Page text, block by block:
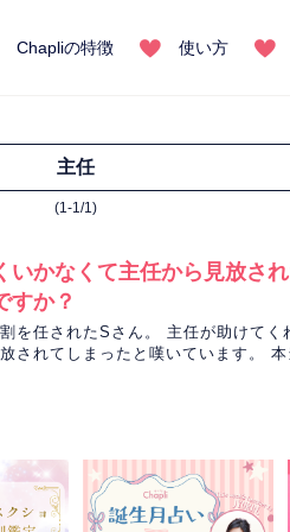
Chapliの特徴 使い方
主任
(1-1/1)
いかなくて主任から見放さ
すか？
を任されたSさん。 主任が助けてく
されてしまったと嘆いています。